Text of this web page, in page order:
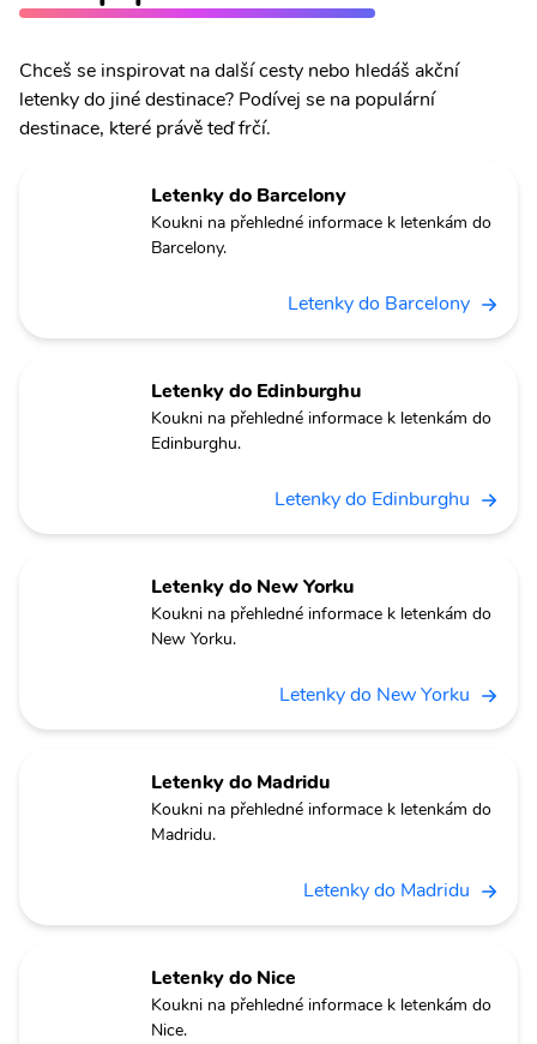
Chceš se inspirovat na další cesty nebo hledáš akční
letenky do jiné destinace? Podívej se na populární
destinace, které právě teď frčí.
Letenky do Barcelony
Koukni na přehledné informace k letenkám do
Barcelony.
Letenky do Barcelony
Letenky do Edinburghu
Koukni na přehledné informace k letenkám do
Edinburghu.
Letenky do Edinburghu
Letenky do New Yorku
Koukni na přehledné informace k letenkám do
New Yorku.
Letenky do New Yorku
Letenky do Madridu
Koukni na přehledné informace k letenkám do
Madridu.
Letenky do Madridu
Letenky do Nice
Koukni na přehledné informace k letenkám do
Nice.